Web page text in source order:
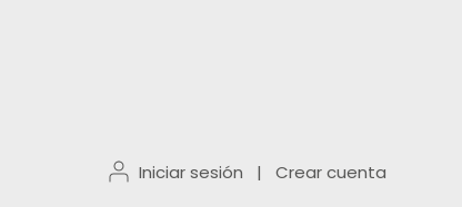
Iniciar sesión | Crear cuenta